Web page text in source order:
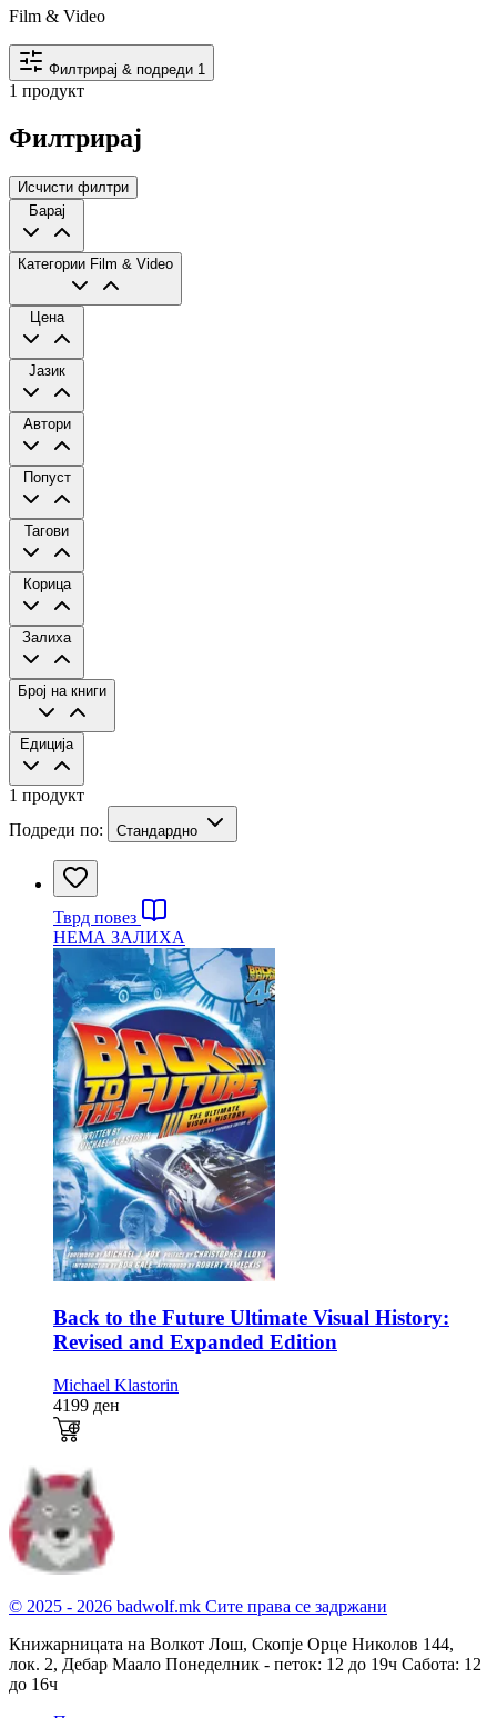
Film & Video
Филтрирај & подреди 1
1 продукт
Филтрирај
Исчисти филтри
Барај
Категории Film & Video
Цена
Јазик
Автори
Попуст
Тагови
Корица
Залиха
Број на книги
Едиција
1 продукт
Подреди по:
Стандардно
Тврд повез
НЕМА ЗАЛИХА
Back to the Future Ultimate Visual History:
Revised and Expanded Edition
Michael Klastorin
4199 ден
© 2025 - 2026 badwolf.mk Сите права се задржани
Книжарницата на Волкот Лош, Скопје Орце Николов 144,
лок. 2, Дебар Маало Понеделник - петок: 12 до 19ч Сабота: 12
до 16ч